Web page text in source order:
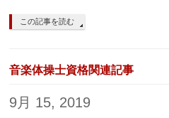
この記事を読む
音楽体操士資格関連記事
9月 15, 2019